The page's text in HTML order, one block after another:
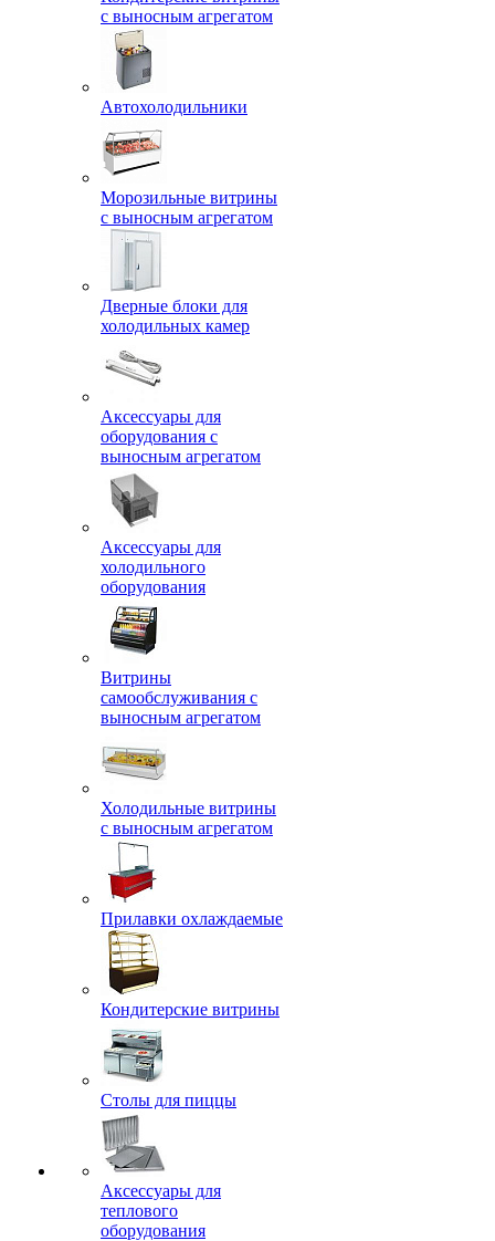
с выносным агрегатом
Автохолодильники
Морозильные витрины
с выносным агрегатом
Дверные блоки для
холодильных камер
Аксессуары для
оборудования с
выносным агрегатом
Аксессуары для
холодильного
оборудования
Витрины
самообслуживания с
выносным агрегатом
Холодильные витрины
с выносным агрегатом
Прилавки охлаждаемые
Кондитерские витрины
Столы для пиццы
Аксессуары для
теплового
оборудования